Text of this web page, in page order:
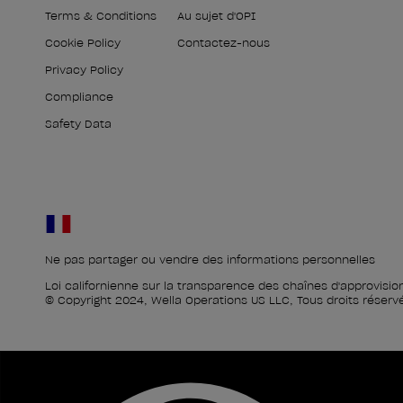
Terms & Conditions
Cookie Policy
Privacy Policy
Compliance
Safety Data
Au sujet d'OPI
Contactez-nous
Ne pas partager ou vendre des informations personnelles
Loi californienne sur la transparence des chaînes
© Copyright 2024, Wella Operations US LLC, Tous droits